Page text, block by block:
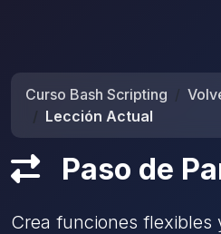
Curso Bash Scripting
Lección Actual
Paso de
Crea funciones flexibles